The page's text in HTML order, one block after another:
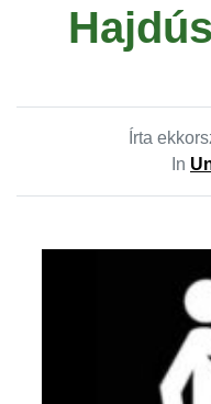
Írta ekkor
In